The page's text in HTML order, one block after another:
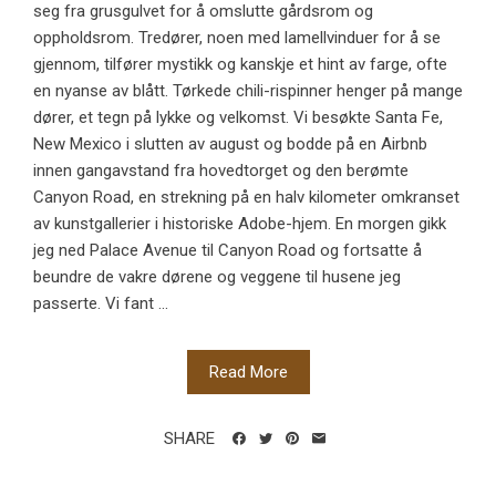
seg fra grusgulvet for å omslutte gårdsrom og
oppholdsrom. Tredører, noen med lamellvinduer for å se
gjennom, tilfører mystikk og kanskje et hint av farge, ofte
en nyanse av blått. Tørkede chili-rispinner henger på mange
dører, et tegn på lykke og velkomst. Vi besøkte Santa Fe,
New Mexico i slutten av august og bodde på en Airbnb
innen gangavstand fra hovedtorget og den berømte
Canyon Road, en strekning på en halv kilometer omkranset
av kunstgallerier i historiske Adobe-hjem. En morgen gikk
jeg ned Palace Avenue til Canyon Road og fortsatte å
beundre de vakre dørene og veggene til husene jeg
passerte. Vi fant ...
Read More
SHARE